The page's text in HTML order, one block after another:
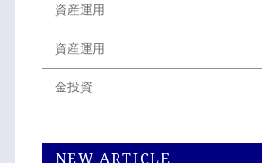
資産運用
資産運用
金投資
NEW ARTICLE